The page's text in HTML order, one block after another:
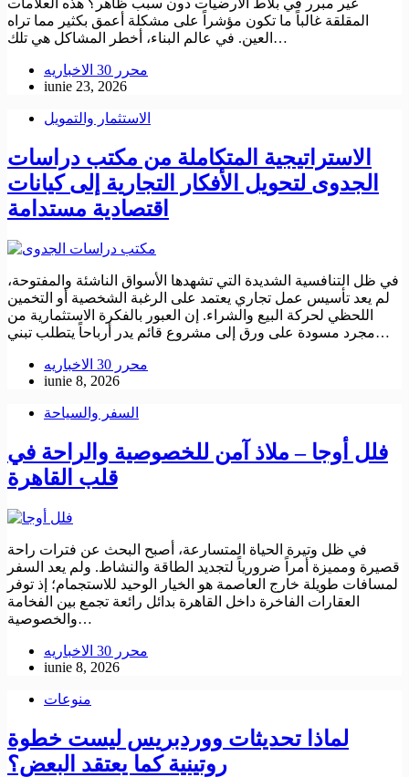
غير مبرر في بلاط الأرضيات دون سبب ظاهر؟ هذه العلامات
المقلقة غالباً ما تكون مؤشراً على مشكلة أعمق بكثير مما تراه
العين. في عالم البناء، أخطر المشاكل هي تلك…
محرر 30 الاخباريه
iunie 23, 2026
الاستثمار والتمويل
الاستراتيجية المتكاملة من مكتب دراسات
الجدوى لتحويل الأفكار التجارية إلى كيانات
اقتصادية مستدامة
في ظل التنافسية الشديدة التي تشهدها الأسواق الناشئة والمفتوحة،
لم يعد تأسيس عمل تجاري يعتمد على الرغبة الشخصية أو التخمين
اللحظي لحركة البيع والشراء. إن العبور بالفكرة الاستثمارية من
مجرد مسودة على ورق إلى مشروع قائم يدر أرباحاً يتطلب تبني…
محرر 30 الاخباريه
iunie 8, 2026
السفر والسياحة
فلل أوجا – ملاذ آمن للخصوصية والراحة في
قلب القاهرة
في ظل وتيرة الحياة المتسارعة، أصبح البحث عن فترات راحة
قصيرة ومميزة أمراً ضرورياً لتجديد الطاقة والنشاط. ولم يعد السفر
لمسافات طويلة خارج العاصمة هو الخيار الوحيد للاستجمام؛ إذ توفر
العقارات الفاخرة داخل القاهرة بدائل رائعة تجمع بين الفخامة
والخصوصية…
محرر 30 الاخباريه
iunie 8, 2026
منوعات
لماذا تحديثات ووردبريس ليست خطوة
روتينية كما يعتقد البعض؟